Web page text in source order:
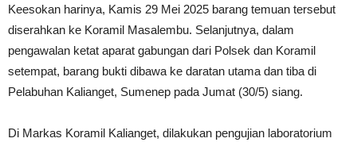
Keesokan harinya, Kamis 29 Mei 2025 barang temuan tersebut
diserahkan ke Koramil Masalembu. Selanjutnya, dalam
pengawalan ketat aparat gabungan dari Polsek dan Koramil
setempat, barang bukti dibawa ke daratan utama dan tiba di
Pelabuhan Kalianget, Sumenep pada Jumat (30/5) siang.
Di Markas Koramil Kalianget, dilakukan pengujian laboratorium